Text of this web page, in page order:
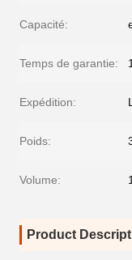
Capacité:
Temps de garantie:
Expédition:
Poids:
Volume:
Product